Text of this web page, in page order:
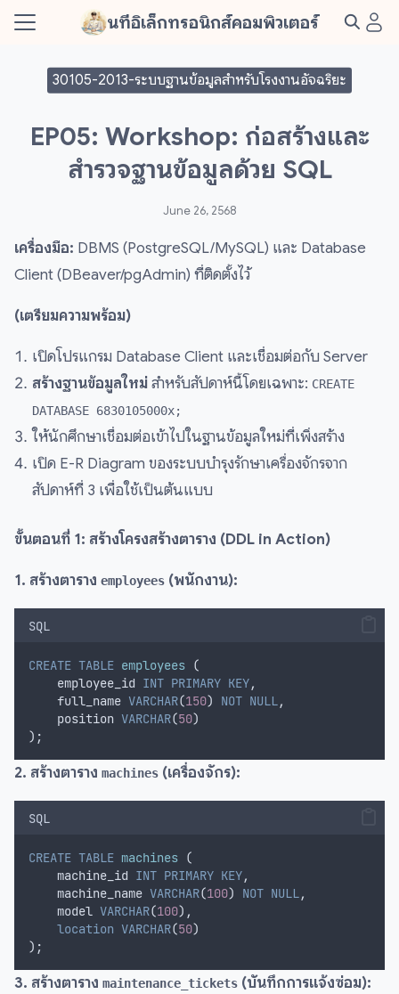
Skip
นทีอิเล็กทรอนิกส์คอมพิวเตอร์
30105-2013-ระบบฐานข้อมูลสำหรับโรงงานอัจฉริยะ
EP05: Workshop: ก่อสร้างและ
สำรวจฐานข้อมูลด้วย SQL
June 26, 2568
เครื่องมือ: DBMS (PostgreSQL/MySQL) และ Database
Client (DBeaver/pgAdmin) ที่ติดตั้งไว้
(เตรียมความพร้อม)
เปิดโปรแกรม Database Client และเชื่อมต่อกับ Server
สร้างฐานข้อมูลใหม่สำหรับสัปดาห์นี้โดยเฉพาะ: CREATE
DATABASE 6830105000x;
ให้นักศึกษาเชื่อมต่อเข้าไปในฐานข้อมูลใหม่ที่เพิ่งสร้าง
เปิด E-R Diagram ของระบบบำรุงรักษาเครื่องจักรจาก
สัปดาห์ที่ 3 เพื่อใช้เป็นต้นแบบ
ขั้นตอนที่ 1: สร้างโครงสร้างตาราง (DDL in Action)
1. สร้างตาราง employees (พนักงาน):
SQL
CREATE TABLE employees (
    employee_id
INT PRIMARY KEY,
    full_name
VARCHAR(150) NOT NULL,
    position
VARCHAR(50)
);
2. สร้างตาราง machines (เครื่องจักร):
SQL
CREATE TABLE machines (
    machine_id
INT PRIMARY KEY,
    machine_name
VARCHAR(100) NOT NULL,
    model
VARCHAR(100),
location VARCHAR(50)
);
3. สร้างตาราง maintenance_tickets (บันทึกการแจ้งซ่อม):